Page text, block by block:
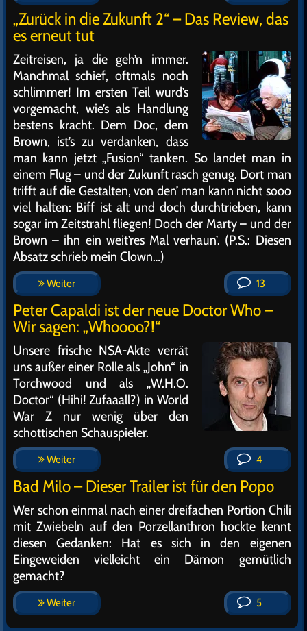
„Zurück in die Zukunft 2“ – Das Review, das
es erneut tut
Zeitreisen, ja die geh’n immer.
Manchmal schief, oftmals noch
schlimmer! Im ersten Teil wurd’s
vorgemacht, wie’s als Handlung
bestens kracht. Dem Doc, dem
Brown, ist’s zu verdanken, dass
man kann jetzt „Fusion“ tanken. So landet man in
einem Flug – und der Zukunft rasch genug. Dort man
trifft auf die Gestalten, von den’ man kann nicht sooo
viel halten: Biff ist alt und doch durchtrieben, kann
sogar im Zeitstrahl fliegen! Doch der Marty – und der
Brown – ihn ein weit’res Mal verhaun’. (P.S.: Diesen
Absatz schrieb mein Clown…)
Weiter 13
Peter Capaldi ist der neue Doctor Who –
Wir sagen: „Whoooo?!“
Unsere frische NSA-Akte verrät
uns außer einer Rolle als „John“ in
Torchwood und als „W.H.O.
Doctor“ (Hihi! Zufaaall?) in World
War Z nur wenig über den
schottischen Schauspieler.
Weiter 4
Bad Milo – Dieser Trailer ist für den Popo
Wer schon einmal nach einer dreifachen Portion Chili
mit Zwiebeln auf den Porzellanthron hockte kennt
diesen Gedanken: Hat es sich in den eigenen
Eingeweiden vielleicht ein Dämon gemütlich
gemacht?
Weiter 5